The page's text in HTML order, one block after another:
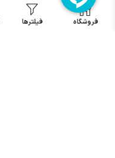
سایر دسته بندی ها
فروشگاه فیلترها